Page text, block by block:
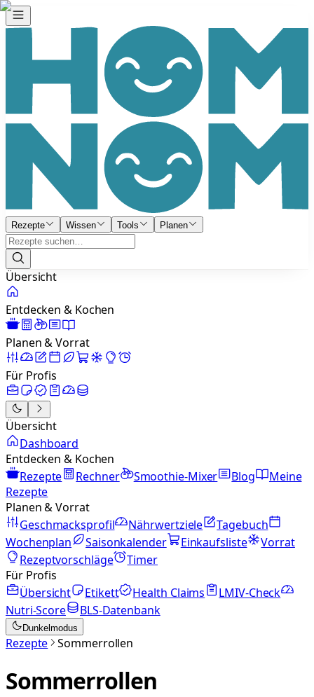
Rezepte Wissen Tools Planen
Übersicht
Entdecken & Kochen
Planen & Vorrat
Für Profis
Übersicht
Dashboard
Entdecken & Kochen
Rezepte
Rechner Smoothie-Mixer Blog
Meine
Rezepte
Planen & Vorrat
Geschmacksprofil
Nährwertziele
Tagebuch
Wochenplan
Saisonkalender Einkaufsliste
Vorrat
Rezeptvorschläge
Timer
Für Profis
Übersicht
Etikett Health Claims
LMIV-Check
Nutri-Score
BLS-Datenbank
Dunkelmodus
Rezepte Sommerrollen
Sommerrollen